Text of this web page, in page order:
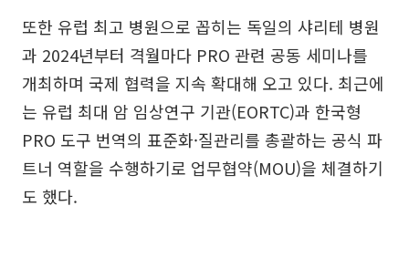
또한 유럽 최고 병원으로 꼽히는 독일의 샤리테 병원
과 2024년부터 격월마다 PRO 관련 공동 세미나를
개최하며 국제 협력을 지속 확대해 오고 있다. 최근에
는 유럽 최대 암 임상연구 기관(EORTC)과 한국형
PRO 도구 번역의 표준화·질관리를 총괄하는 공식 파
트너 역할을 수행하기로 업무협약(MOU)을 체결하기
도 했다.